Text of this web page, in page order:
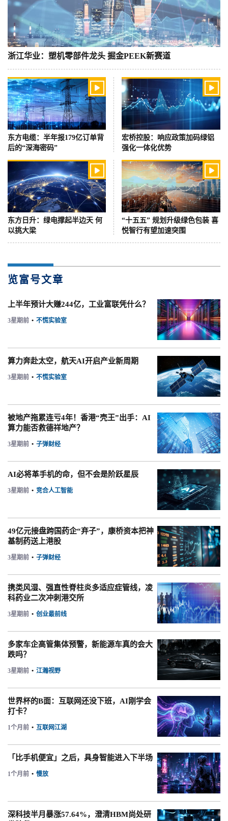
浙江华业：塑机零部件龙头 掘金PEEK新赛道

东方电缆：半年报179亿订单背
后的“深海密码”

宏桥控股：响应政策加码绿铝
强化一体化优势

东方日升：绿电撑起半边天 何
以挑大梁

“十五五” 规划升级绿色包装 喜
悦智行有望加速突围
览富号文章
上半年预计大赚244亿，工业富联凭什么？
3星期前 • 不慌实验室
算力奔赴太空，航天AI开启产业新周期
3星期前 • 不慌实验室
被地产拖累连亏4年！香港“壳王”出手：AI
算力能否救德祥地产？
3星期前 • 子弹财经
AI必将革手机的命，但不会是阶跃星辰
3星期前 • 竞合人工智能
49亿元接盘跨国药企“弃子”，康桥资本把神
基制药送上港股
3星期前 • 子弹财经
携类风湿、强直性脊柱炎多适应症管线，凌
科药业二次冲刺港交所
3星期前 • 创业最前线
多家车企高管集体预警，新能源车真的会大
跌吗？
3星期前 • 江瀚视野
世界杯的B面：互联网还没下班，AI刚学会
打卡？
1个月前 • 互联网江湖
「比手机便宜」之后，具身智能进入下半场
1个月前 • 慢放
深科技半月暴涨57.64%，澄清HBM尚处研